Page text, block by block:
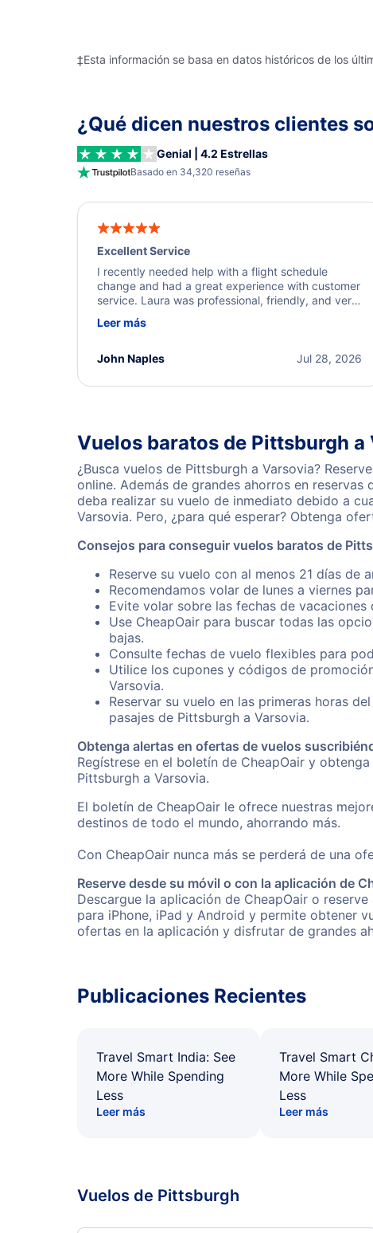
‡Esta información se basa en datos históricos de los
¿Qué dicen nuestros clientes
Genial | 4.2 Estrellas
Basado en 34,320 reseñas
Excellent Service
I recently needed help with a flight schedule
change and had a great experience with customer
service. Laura was professional, friendly, and very
a solution and kept me informed of the next steps.
Leer más
Jul 28, 2026
John Naples
Vuelos baratos de Pittsburgh a
¿Busca vuelos de Pittsburgh a Varsovia?
online. Además de grandes ahorros en
deba realizar su vuelo de inmediato debido a
Varsovia. Pero, ¿para qué esperar? Obtenga
Consejos para conseguir vuelos baratos de
Reserve su vuelo con al menos 21 días
Recomendamos volar de lunes a viernes
Evite volar sobre las fechas de
Use CheapOair para buscar todas las
bajas.
Consulte fechas de vuelo flexibles para
Utilice los cupones y códigos de
Varsovia.
Reservar su vuelo en las primeras horas
pasajes de Pittsburgh a Varsovia.
Obtenga alertas en ofertas de vuelos
Regístrese en el boletín de CheapOair y
Pittsburgh a Varsovia.
El boletín de CheapOair le ofrece nuestras
destinos de todo el mundo, ahorrando más.
Con CheapOair nunca más se perderá de una
Reserve desde su móvil o con la aplicación de
Descargue la aplicación de CheapOair o
para iPhone, iPad y Android y permite obtener
ofertas en la aplicación y disfrutar de grandes
Publicaciones Recientes
Travel Smart India: See
More While Spending
Less
Leer más
Travel Smart
More While
Less
Leer más
Vuelos de Pittsburgh